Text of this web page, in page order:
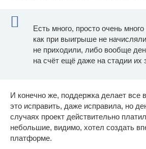
Есть много, просто очень
как при выигрыше не
не приходили, либо вообще
на счёт ещё даже на стадии их
И конечно же, поддержка делает все
это исправить, даже исправила, но
случаях проект действительно
небольшие, видимо, хотел создать
платформе.